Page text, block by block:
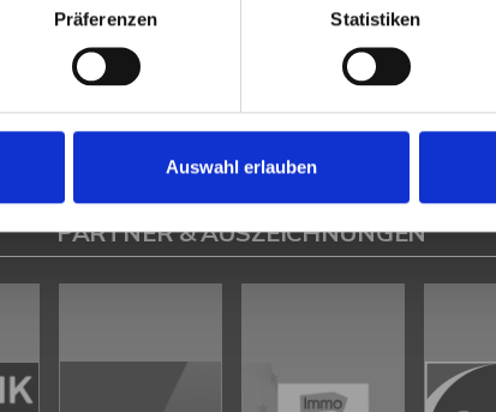
Präferenzen Statistiken
Auswahl erlauben
Immo Bad Eilsen Wohnung suche Bad Eilsen
Immobilien Bad Eilsen Immobilienkauf Bad Eilsen
PARTNER & AUSZEICHNUNGEN